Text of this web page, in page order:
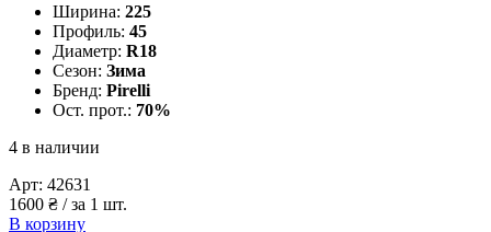
Ширина: 225
Профиль: 45
Диаметр: R18
Сезон: Зима
Бренд: Pirelli
Ост. прот.: 70%
4 в наличии
Арт: 42631
1600 ₴ / за 1 шт.
В корзину